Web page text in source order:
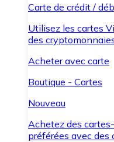
Carte de crédit /
Utilisez les cartes
des
Acheter avec carte
Boutique - Cartes
Nouveau
Achetez des
préférées avec des